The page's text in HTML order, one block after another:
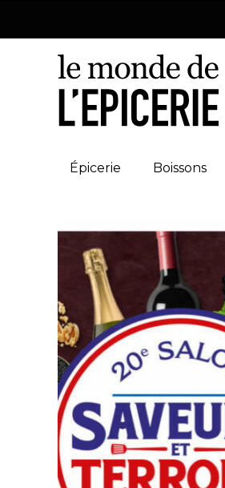
Épicerie Boissons